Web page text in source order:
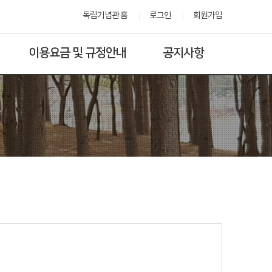
독립기념관 홈 로그인 회원가입
이용요금 및 규정안내 공지사항